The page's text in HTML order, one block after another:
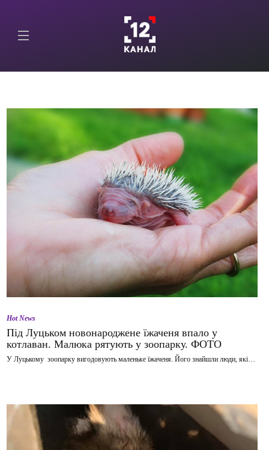
Hot News
Під Луцьком новонароджене їжаченя впало у
котлаван. Малюка рятують у зоопарку. ФОТО
У Луцькому зоопарку вигодовують маленьке їжаченя. Його знайшли люди, які…